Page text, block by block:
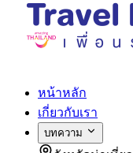
หน้าหลัก
เกี่ยวกับเรา
บทความ